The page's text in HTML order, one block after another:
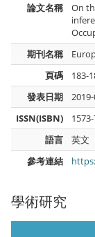
學術研究
論文名稱
On
期刊名稱
頁碼
183-
發表日期
ISSN(ISBN)
語言
英文
參考連結